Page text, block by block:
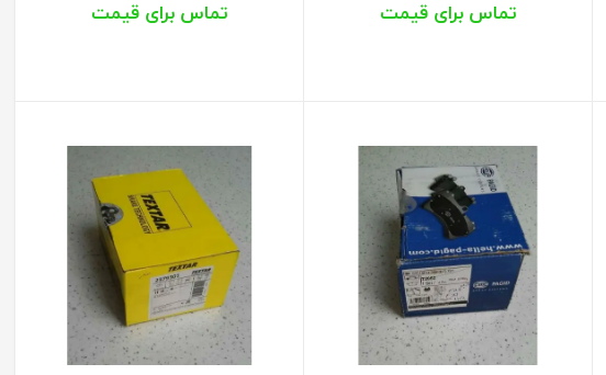
تماس برای قیمت تماس برای قیمت